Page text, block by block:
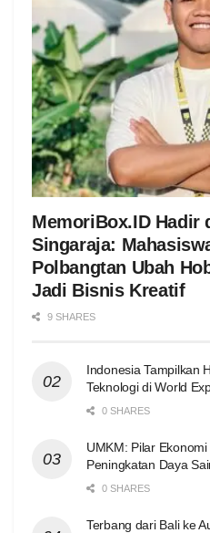
MemoriBox.ID Hadir
Singaraja:
Polbangtan Ubah
Jadi Bisnis Kreatif
9 SHARES
Indonesia Tampilkan
Teknologi di World
0 SHARES
UMKM: Pilar
Peningkatan Daya
0 SHARES
Terbang dari Bali ke